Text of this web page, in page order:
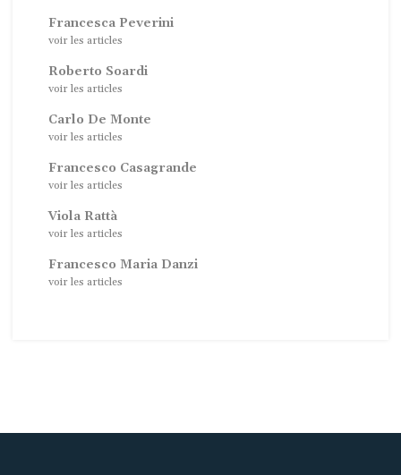
Francesca Peverini
voir les articles
Roberto Soardi
voir les articles
Carlo De Monte
voir les articles
Francesco Casagrande
voir les articles
Viola Rattà
voir les articles
Francesco Maria Danzi
voir les articles